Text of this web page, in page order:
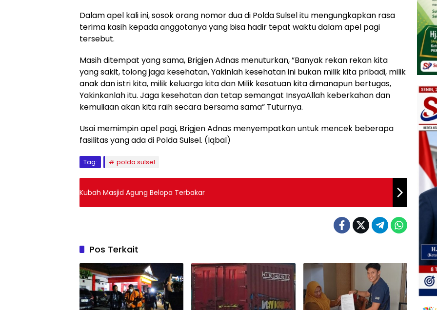
Dalam apel kali ini, sosok orang nomor dua di Polda Sulsel itu mengungkapkan rasa
terima kasih kepada anggotanya yang bisa hadir tepat waktu dalam apel pagi
tersebut.
Masih ditempat yang sama, Brigjen Adnas menuturkan, ”Banyak rekan rekan kita
yang sakit, tolong jaga kesehatan, Yakinlah kesehatan ini bukan milik kita pribadi, milik
anak dan istri kita, milik keluarga kita dan Milik kesatuan kita dimanapun bertugas,
Yakinkanlah itu. Jaga kesehatan dan tetap semangat InsyaAllah keberkahan dan
kemuliaan akan kita raih secara bersama sama” Tuturnya.
Usai memimpin apel pagi, Brigjen Adnas menyempatkan untuk mencek beberapa
fasilitas yang ada di Polda Sulsel. (Iqbal)
Tag: polda sulsel
Kubah Masjid Agung Belopa Terbakar
Pos Terkait